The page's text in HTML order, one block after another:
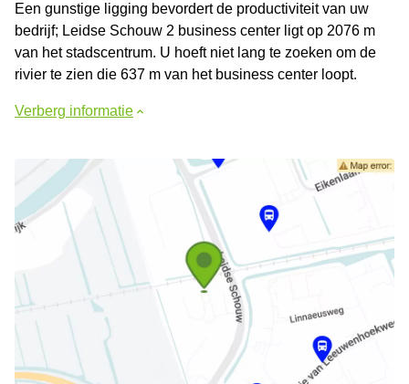
Een gunstige ligging bevordert de productiviteit van uw
bedrijf; Leidse Schouw 2 business center ligt op 2076 m
van het stadscentrum. U hoeft niet lang te zoeken om de
rivier te zien die 637 m van het business center loopt.
Verberg informatie